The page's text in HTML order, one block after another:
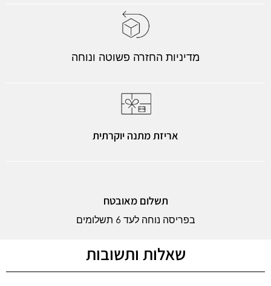
מדיניות החזרה פשוטה ונוחה
אריזת מתנה יוקרתית
תשלום מאובטח
בפריסה נוחה לעד 6 תשלומים
שאלות ותשובות